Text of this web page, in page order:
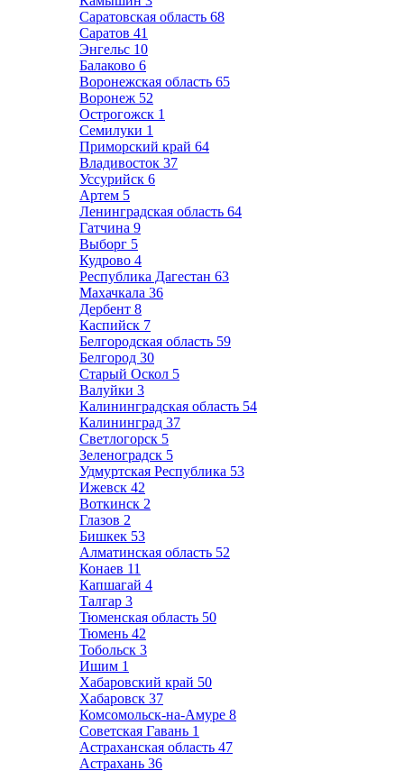
Саратовская область 68
Саратов 41
Энгельс 10
Балаково 6
Воронежская область 65
Воронеж 52
Острогожск 1
Семилуки 1
Приморский край 64
Владивосток 37
Уссурийск 6
Артем 5
Ленинградская область 64
Гатчина 9
Выборг 5
Кудрово 4
Республика Дагестан 63
Махачкала 36
Дербент 8
Каспийск 7
Белгородская область 59
Белгород 30
Старый Оскол 5
Валуйки 3
Калининградская область 54
Калининград 37
Светлогорск 5
Зеленоградск 5
Удмуртская Республика 53
Ижевск 42
Воткинск 2
Глазов 2
Бишкек 53
Алматинская область 52
Конаев 11
Капшагай 4
Талгар 3
Тюменская область 50
Тюмень 42
Тобольск 3
Ишим 1
Хабаровский край 50
Хабаровск 37
Комсомольск-на-Амуре 8
Советская Гавань 1
Астраханская область 47
Астрахань 36